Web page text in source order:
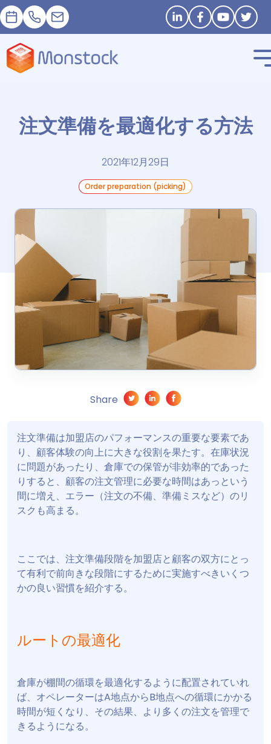
予約 +33 1 83 62 25 41
contact@monstock.net Stay in touch
注文準備を最適化する方法
2021年12月29日
Order preparation (picking)
Share
注文準備は加盟店のパフォーマンスの重要な要素であ
り、顧客体験の向上に大きな役割を果たす。在庫状況
に問題があったり、倉庫での保管が非効率的であった
りすると、顧客の注文管理に必要な時間はあっという
間に増え、エラー（注文の不備、準備ミスなど）のリ
スクも高まる。
ここでは、注文準備段階を加盟店と顧客の双方にとっ
て有利で前向きな段階にするために実施すべきいくつ
かの良い習慣を紹介する。
ルートの最適化
倉庫が棚間の循環を最適化するように配置されていれ
ば、オペレーターはA地点からB地点への循環にかかる
時間が短くなり、その結果、より多くの注文を管理で
きるようになる。